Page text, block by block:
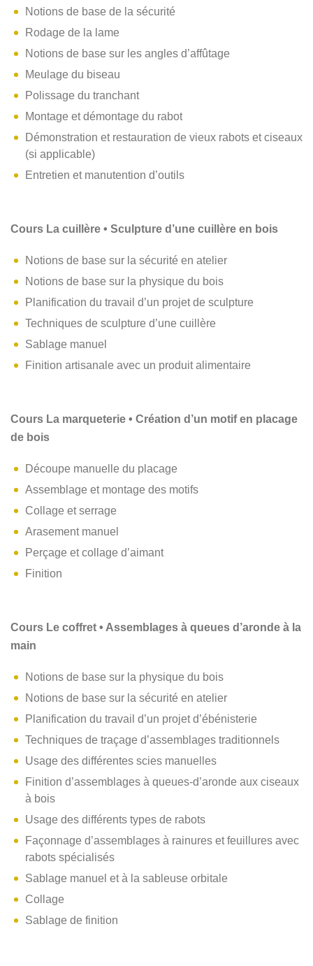
Notions de base de la sécurité
Rodage de la lame
Notions de base sur les angles d’affûtage
Meulage du biseau
Polissage du tranchant
Montage et démontage du rabot
Démonstration et restauration de vieux rabots et ciseaux
(si applicable)
Entretien et manutention d’outils
Cours La cuillère • Sculpture d’une cuillère en bois
Notions de base sur la sécurité en atelier
Notions de base sur la physique du bois
Planification du travail d’un projet de sculpture
Techniques de sculpture d’une cuillère
Sablage manuel
Finition artisanale avec un produit alimentaire
Cours La marqueterie • Création d’un motif en placage
de bois
Découpe manuelle du placage
Assemblage et montage des motifs
Collage et serrage
Arasement manuel
Perçage et collage d’aimant
Finition
Cours Le coffret • Assemblages à queues d’aronde à la
main
Notions de base sur la physique du bois
Notions de base sur la sécurité en atelier
Planification du travail d’un projet d’ébénisterie
Techniques de traçage d’assemblages traditionnels
Usage des différentes scies manuelles
Finition d’assemblages à queues-d’aronde aux ciseaux
à bois
Usage des différents types de rabots
Façonnage d’assemblages à rainures et feuillures avec
rabots spécialisés
Sablage manuel et à la sableuse orbitale
Collage
Sablage de finition​